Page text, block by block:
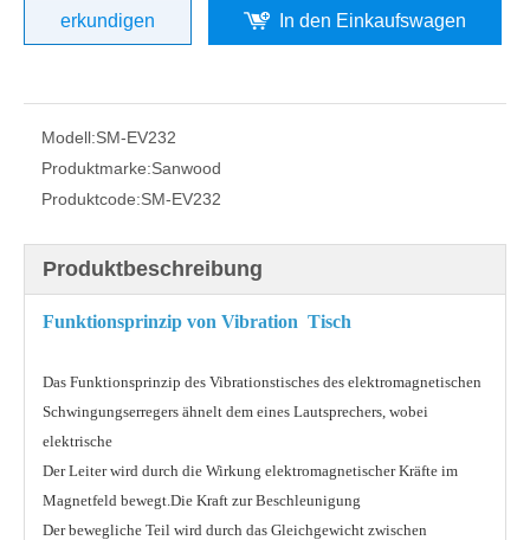
erkundigen In den Einkaufswagen
Modell:SM-EV232
Produktmarke:Sanwood
Produktcode:SM-EV232
Produktbeschreibung
Funktionsprinzip von Vibration Tisch
Das Funktionsprinzip des Vibrationstisches des elektromagnetischen
Schwingungserregers ähnelt dem eines Lautsprechers, wobei
elektrische
Der Leiter wird durch die Wirkung elektromagnetischer Kräfte im
Magnetfeld bewegt.Die Kraft zur Beschleunigung
Der bewegliche Teil wird durch das Gleichgewicht zwischen